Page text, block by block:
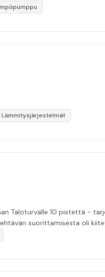
Lämmitysjärjestelmät
Taloturvalle 10 pistettä -
suorittamisesta oli